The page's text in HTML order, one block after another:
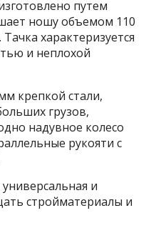
путем
ношу объемом 110
характеризуется
и неплохой
крепкой стали,
грузов,
надувное колесо
рукояти с
и
стройматериалы и